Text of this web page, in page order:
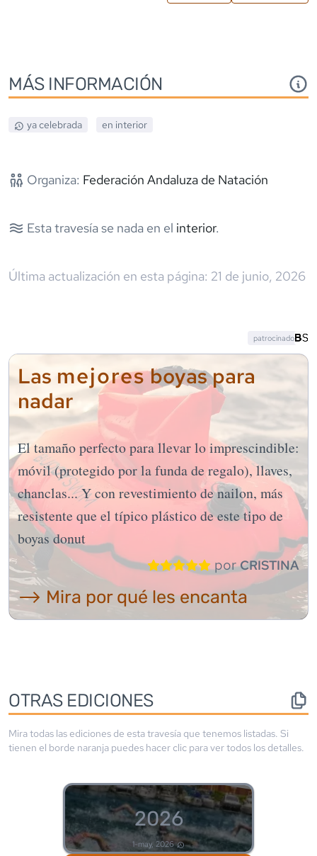
MÁS INFORMACIÓN
ya celebrada en interior
Organiza: Federación Andaluza de Natación
Esta travesía se nada en el interior.
Última actualización en esta página: 21 de junio, 2026
Las mejoresboyas para
nadar
El tamaño perfecto para llevar lo imprescindible:
móvil (protegido por la funda de regalo), llaves,
chanclas... Y con revestimiento de nailon, más
resistente que el típico plástico de este tipo de
boyas donut
porCRISTINA
⟶ Mira por qué les encanta
patrocinado
OTRAS EDICIONES
Mira todas las ediciones de esta travesía que tenemos listadas. Si
tienen el borde naranja puedes hacer clic para ver todos los detalles.
2026
1-may, 2026